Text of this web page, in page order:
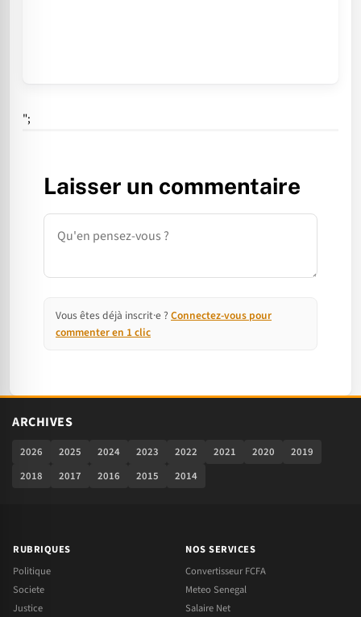
";
Laisser un commentaire
Commentaire
Vous êtes déjà inscrit·e ? Connectez-vous pour
commenter en 1 clic
ARCHIVES
2026 2025 2024 2023 2022 2021 2020
2019
2018
2017 2016 2015 2014
RUBRIQUES
Politique
Societe
Justice
NOS SERVICES
Convertisseur FCFA
Meteo Senegal
Salaire Net